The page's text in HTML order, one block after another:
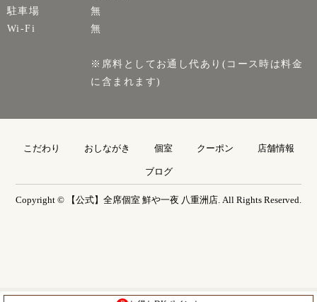
駐車場
無
Wi-Fi
無
※席料としてお通し代あり(コース時は料金
に含まれます)
こだわり おしながき 個室 クーポン 店舗情報
ブログ
Copyright © 【公式】全席個室 鮮や一夜 八重洲店. All Rights Reserved.